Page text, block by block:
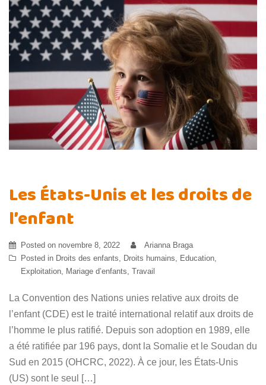
Les États-Unis et les droits de
l’enfant
Posted on novembre 8, 2022
Arianna Braga
Posted in Droits des enfants Droits humains Education
Exploitation Mariage d’enfants Travail
La Convention des Nations unies relative aux droits de
l’enfant (CDE) est le traité international relatif aux droits de
l’homme le plus ratifié. Depuis son adoption en 1989, elle
a été ratifiée par 196 pays, dont la Somalie et le Soudan du
Sud en 2015 (OHCRC, 2022). À ce jour, les États-Unis
(US) sont le seul […]